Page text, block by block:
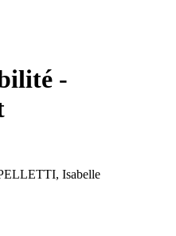
-
Isabelle